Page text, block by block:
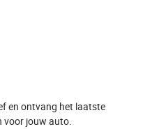
en ontvang het laatste
voor jouw auto.